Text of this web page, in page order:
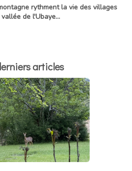
rythment la vie des villages
de l'Ubaye...
articles